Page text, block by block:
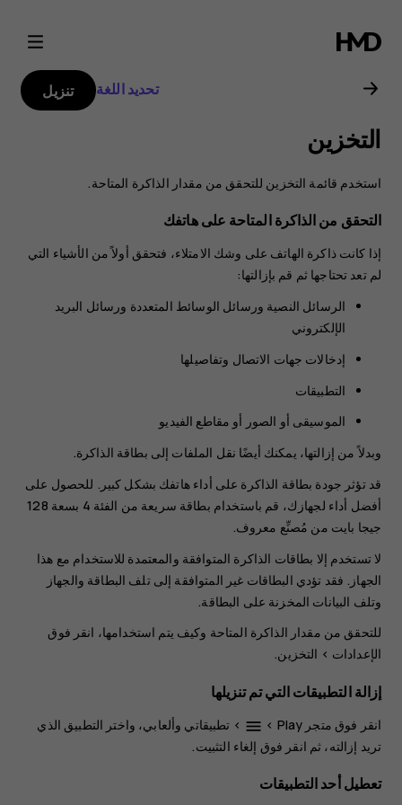
دليل
مستخدم
Nokia
8
تحديد اللغة تنزيل
التخزين
استخدم قائمة التخزين للتحقق من مقدار الذاكرة المتاحة.
التحقق من الذاكرة المتاحة على هاتفك
إذا كانت ذاكرة الهاتف على وشك الامتلاء، فتحقق أولاً من الأشياء التي
لم تعد تحتاجها ثم قم بإزالتها:
الرسائل النصية ورسائل الوسائط المتعددة ورسائل البريد
الإلكتروني
إدخالات جهات الاتصال وتفاصيلها
التطبيقات
الموسيقى أو الصور أو مقاطع الفيديو
وبدلاً من إزالتها، يمكنك أيضًا نقل الملفات إلى بطاقة الذاكرة.
قد تؤثر جودة بطاقة الذاكرة على أداء هاتفك بشكل كبير. للحصول على
أفضل أداء لجهازك، قم باستخدام بطاقة سريعة من الفئة 4 بسعة 128
جيجا بايت من مُصنِّع معروف.
لا تستخدم إلا بطاقات الذاكرة المتوافقة والمعتمدة للاستخدام مع هذا
الجهاز. فقد تؤدي البطاقات غير المتوافقة إلى تلف البطاقة والجهاز
وتلف البيانات المخزنة على البطاقة.
للتحقق من مقدار الذاكرة المتاحة وكيف يتم استخدامها، انقر فوق
الإعدادات > التخزين.
إزالة التطبيقات التي تم تنزيلها
انقر فوق متجر Play >
menu
> تطبيقاتي وألعابي، واختر التطبيق الذي
تريد إزالته، ثم انقر فوق إلغاء التثبيت.
تعطيل أحد التطبيقات